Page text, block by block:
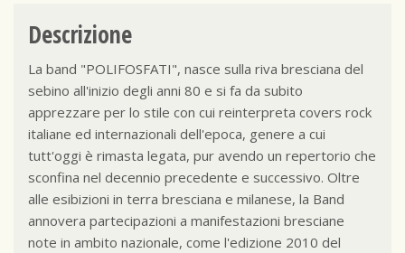
Descrizione
La band "POLIFOSFATI", nasce sulla riva bresciana del
sebino all'inizio degli anni 80 e si fa da subito
apprezzare per lo stile con cui reinterpreta covers rock
italiane ed internazionali dell'epoca, genere a cui
tutt'oggi è rimasta legata, pur avendo un repertorio che
sconfina nel decennio precedente e successivo. Oltre
alle esibizioni in terra bresciana e milanese, la Band
annovera partecipazioni a manifestazioni bresciane
note in ambito nazionale, come l'edizione 2010 del